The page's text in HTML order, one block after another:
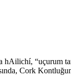
“uçurum
Cork